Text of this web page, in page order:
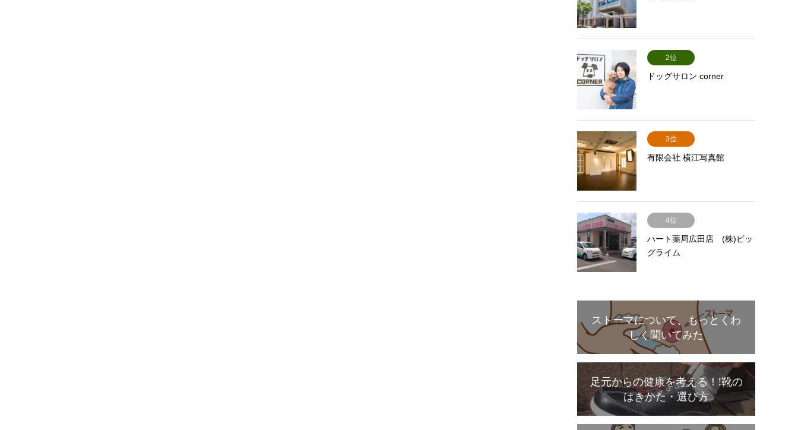
2位
ドッグサロン corner
3位
有限会社 横江写真館
4位
ハート薬局広田店 (株)ビッ
グライム
ストーマについて、もっとくわ
しく聞いてみた
足元からの健康を考える！!靴の
はきかた・選び方